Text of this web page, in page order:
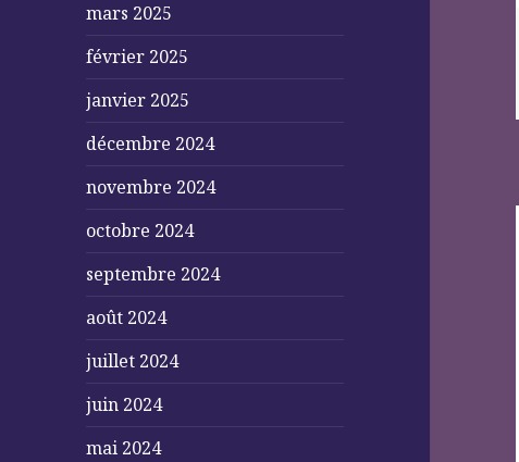
mars 2025
février 2025
janvier 2025
décembre 2024
novembre 2024
octobre 2024
septembre 2024
août 2024
juillet 2024
juin 2024
mai 2024